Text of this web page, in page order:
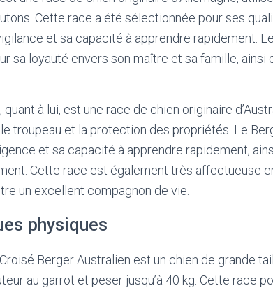
Cette race a été sélectionnée pour ses
et sa capacité à apprendre rapidement.
sa loyauté envers son maître et sa famille, ainsi
à lui, est une race de chien originaire
troupeau et la protection des propriétés. Le
et sa capacité à apprendre rapidement,
Cette race est également très affectueuse
un excellent compagnon de vie.
physiques
Berger Australien est un chien de grande
au garrot et peser jusqu’à 40 kg. Cette race